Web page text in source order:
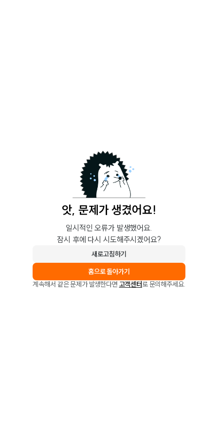
앗, 문제가 생겼어요!
일시적인 오류가 발생했어요.
잠시 후에 다시 시도해주시겠어요?
새로고침하기
홈으로 돌아가기
계속해서 같은 문제가 발생한다면 고객센터로 문의해주세요.